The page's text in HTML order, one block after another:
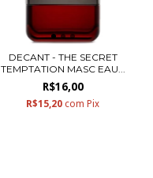
DECANT - THE SECRET
TEMPTATION MASC EAU...
R$16,00
R$15,20 com Pix